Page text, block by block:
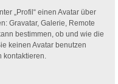
„Profil“ einen Avatar über
Gravatar, Galerie, Remote
bestimmen, ob und wie die
keinen Avatar benutzen